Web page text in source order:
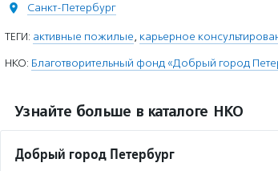
Санкт-Петербург
ТЕГИ: активные пожилые, карьерное
НКО: Благотворительный фонд «Добрый город
Узнайте больше в каталоге НКО
Добрый город Петербург